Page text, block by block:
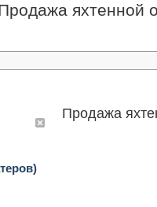
яхтенной
Продажа